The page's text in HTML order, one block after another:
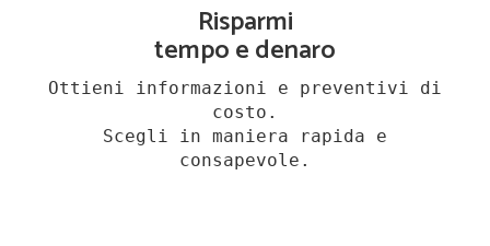
Risparmi
tempo e denaro
Ottieni informazioni e preventivi di
costo.
Scegli in maniera rapida e
consapevole.